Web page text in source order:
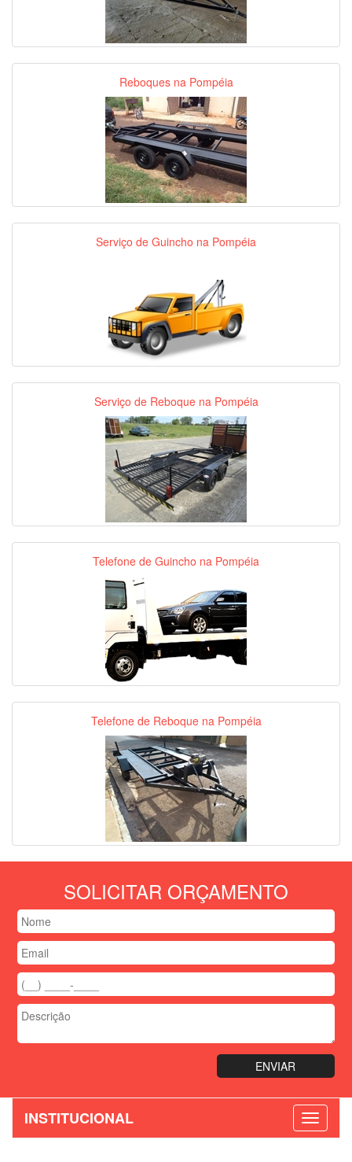
Reboques na Pompéia
Serviço de Guincho na Pompéia
Serviço de Reboque na Pompéia
Telefone de Guincho na Pompéia
Telefone de Reboque na Pompéia
SOLICITAR ORÇAMENTO
INSTITUCIONAL